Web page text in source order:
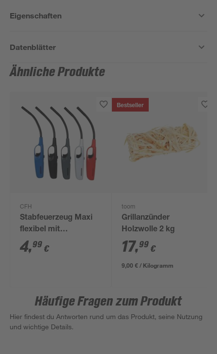
Eigenschaften
Datenblätter
Ähnliche Produkte
CFH
Stabfeuerzeug Maxi
flexibel mit
Piezozündung 33,5
cm
4,99 €
Bestseller
toom
Grillanzünder
Holzwolle 2 kg
17,99 €
9,00 € / Kilogramm
Häufige Fragen zum Produkt
Hier findest du Antworten rund um das Produkt, seine Nutzung
und wichtige Details.